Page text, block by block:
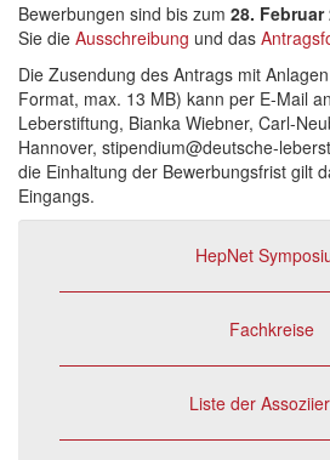
Bewerbungen sind bis zum 28. Februar
Sie die Ausschreibung und das
Die Zusendung des Antrags mit
Format, max. 13 MB) kann per E-Mail
Leberstiftung, Bianka Wiebner, Carl-
Hannover, stipendium@deutsche-
die Einhaltung der Bewerbungsfrist gilt
Eingangs.
HepNet
Fachkreise
Liste der